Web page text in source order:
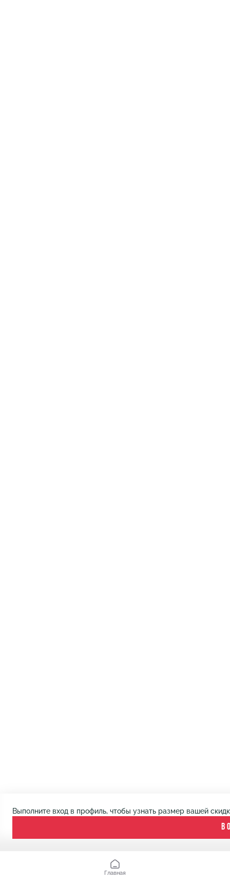
Выполните вход в профиль, чтобы узнать размер вашей
Главная